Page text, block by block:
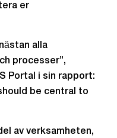
er
alla
processer”,
Portal i sin rapport:
be central to
av verksamheten,